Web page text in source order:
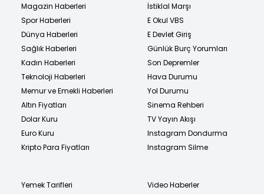
Magazin Haberleri
Spor Haberleri
Dünya Haberleri
Sağlık Haberleri
Kadın Haberleri
Teknoloji Haberleri
Memur ve Emekli Haberleri
Altın Fiyatları
Dolar Kuru
Euro Kuru
Kripto Para Fiyatları
İstiklal Marşı
E Okul VBS
E Devlet Giriş
Günlük Burç Yorumları
Son Depremler
Hava Durumu
Yol Durumu
Sinema Rehberi
TV Yayın Akışı
Instagram Dondurma
Instagram Silme
Yemek Tarifleri
Video Haberler